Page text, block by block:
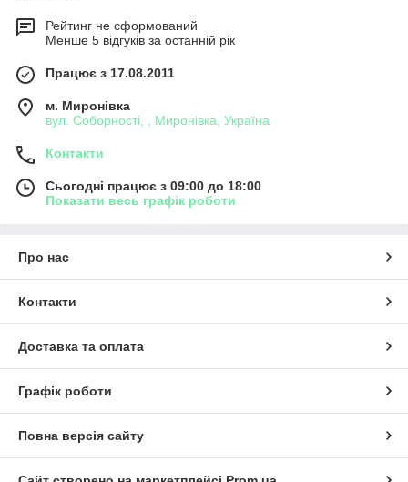
Рейтинг не сформований
Менше 5 відгуків за останній рік
Працює з 17.08.2011
м. Миронівка
вул. Соборності, , Миронівка, Україна
Контакти
Сьогодні працює з 09:00 до 18:00
Показати весь графік роботи
Про нас
Контакти
Доставка та оплата
Графік роботи
Повна версія сайту